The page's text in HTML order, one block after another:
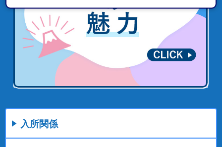
入所関係